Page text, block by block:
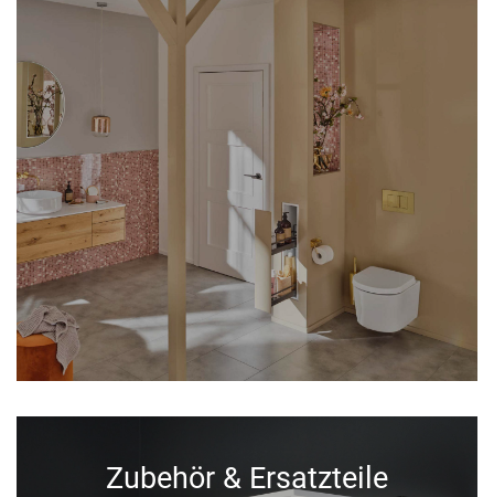
Zubehör & Ersatzteile